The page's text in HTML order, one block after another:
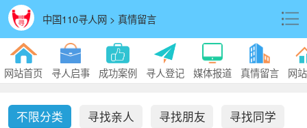
中国110寻人网 > 真情留言
网站首页 寻人启事 成功案例 寻人登记 媒体报道 真情留言 网
不限分类 寻找亲人 寻找朋友 寻找同学